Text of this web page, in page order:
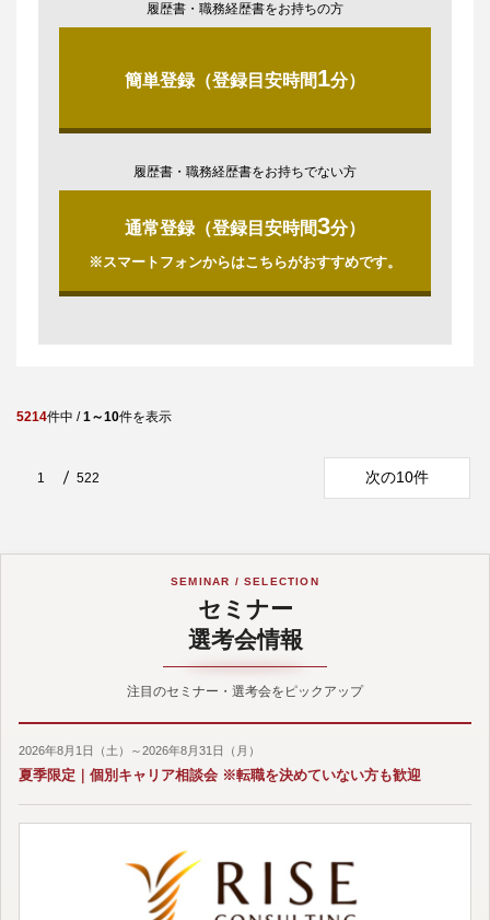
履歴書・職務経歴書をお持ちの方
簡単登録（登録目安時間1分）
履歴書・職務経歴書をお持ちでない方
通常登録（登録目安時間3分）
※スマートフォンからはこちらがおすすめです。
5214件中 /1～10件を表示
1 522 次の10件
SEMINAR / SELECTION
セミナー
選考会情報
注目のセミナー・選考会をピックアップ
2026年8月1日（土）～2026年8月31日（月）
夏季限定｜個別キャリア相談会 ※転職を決めていない方も歓迎